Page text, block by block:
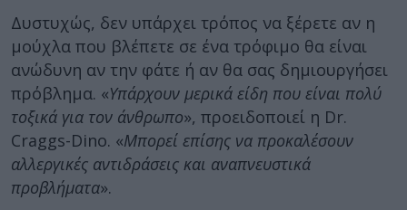
Δυστυχώς, δεν υπάρχει τρόπος να ξέρετε αν η
μούχλα που βλέπετε σε ένα τρόφιμο θα είναι
ανώδυνη αν την φάτε ή αν θα σας δημιουργήσει
πρόβλημα. «Υπάρχουν μερικά είδη που είναι πολύ
τοξικά για τον άνθρωπο», προειδοποιεί η Dr.
Craggs-Dino. «Μπορεί επίσης να προκαλέσουν
αλλεργικές αντιδράσεις και αναπνευστικά
προβλήματα».